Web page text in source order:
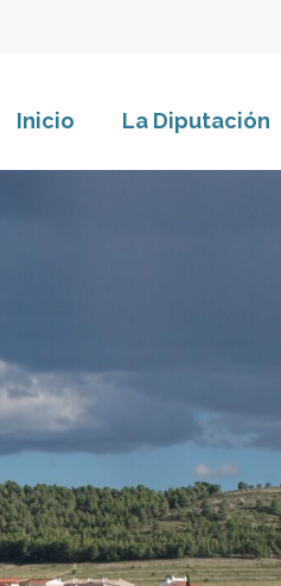
Inicio La Diputación